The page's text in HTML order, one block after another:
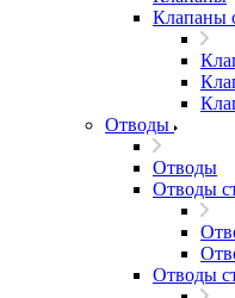
Клапаны
Отводы
Отводы
Отводы
Отводы